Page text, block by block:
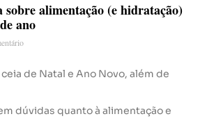
alimentação (e hidratação)
ano
de Natal e Ano Novo, além de
dúvidas quanto à alimentação e